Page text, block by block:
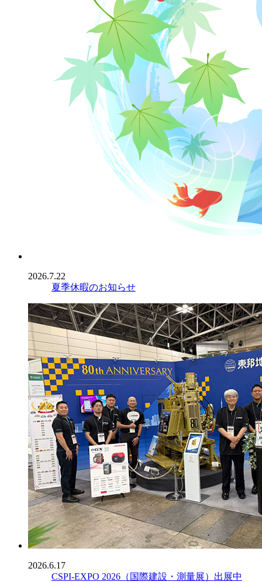
2026.7.22
夏季休暇のお知らせ
2026.6.17
CSPI-EXPO 2026（国際建設・測量展）出展中